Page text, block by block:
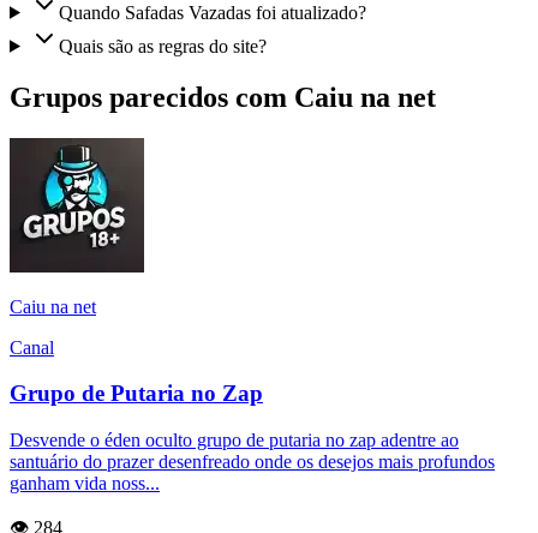
Quando Safadas Vazadas foi atualizado?
Quais são as regras do site?
Grupos parecidos com Caiu na net
Caiu na net
Canal
Grupo de Putaria no Zap
Desvende o éden oculto grupo de putaria no zap adentre ao
santuário do prazer desenfreado onde os desejos mais profundos
ganham vida noss...
👁️ 284